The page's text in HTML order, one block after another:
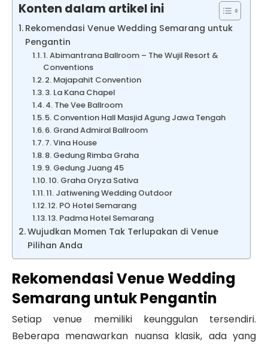
Konten dalam artikel ini
Rekomendasi Venue Wedding Semarang untuk
Pengantin
1. Abimantrana Ballroom – The Wujil Resort &
Conventions
2. Majapahit Convention
3. La Kana Chapel
4. The Vee Ballroom
5. Convention Hall Masjid Agung Jawa Tengah
6. Grand Admiral Ballroom
7. Vina House
8. Gedung Rimba Graha
9. Gedung Juang 45
10. Graha Oryza Sativa
11. Jatiwening Wedding Outdoor
12. PO Hotel Semarang
13. Padma Hotel Semarang
Wujudkan Momen Tak Terlupakan di Venue
Pilihan Anda
Rekomendasi Venue Wedding
Semarang untuk Pengantin
Setiap venue memiliki keunggulan tersendiri.
Beberapa menawarkan nuansa klasik, ada yang